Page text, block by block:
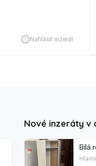
Nahlásit inzerát
Nové inzeráty v
Bílá